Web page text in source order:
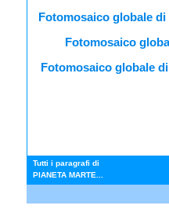
Fotomosaico globale
Fotomosaico
Fotomosaico globale
Tutti i paragrafi di
PIANETA MARTE...